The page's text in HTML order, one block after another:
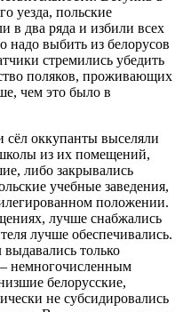
уезда, польские
в два ряда и избили всех
надо выбить из белорусов
стремились убедить
поляков, проживающих
чем это было в
сёл оккупанты выселяли
из их помещений,
либо закрывались
учебные заведения,
положении.
лучше снабжались
лучше обеспечивались.
только
немногочисленным
белорусские,
не субсидировались